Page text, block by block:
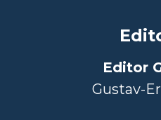
Editor
Gustav-